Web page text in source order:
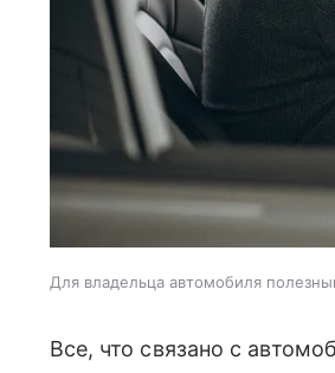
Для владельца автомобиля
Все, что связано с